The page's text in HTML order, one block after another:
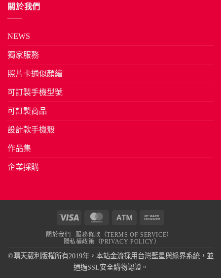
關於我們
NEWS
獨家服務
照片卡通似顏繪
可訂製手機型號
可訂製商品
設計款手機殼
作品集
企業採購
MasterCard Atm
關於我們
服務條款（TERMS OF SERVICE）
隱私權政策（PRIVACY POLICY）
©晴天葳利版權所有2019年，本站金流採用台灣藍星與綠界系統，並
通過SSL安全購物認證。